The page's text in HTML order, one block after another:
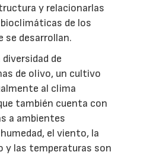
y relacionarlas
de los
se desarrollan.
de
de olivo, un cultivo
al clima
también cuenta con
a ambientes
el viento, la
y las temperaturas son